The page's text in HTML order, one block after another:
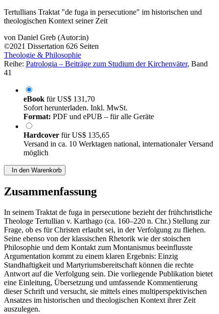
Tertullians Traktat "de fuga in persecutione" im historischen und
theologischen Kontext seiner Zeit
von Daniel Greb (Autor:in)
©2021 Dissertation 626 Seiten
Theologie & Philosophie
Reihe: Patrologia – Beiträge zum Studium der Kirchenväter, Band
41
eBook fürUS$ 131,70
Sofort herunterladen. Inkl. MwSt.
Format: PDF und ePUB – für alle Geräte
Hardcover fürUS$ 135,65
Versand in ca. 10 Werktagen national, internationaler Versand
möglich
In den Warenkorb
Zusammenfassung
In seinem Traktat de fuga in persecutione bezieht der frühchristliche
Theologe Tertullian v. Karthago (ca. 160–220 n. Chr.) Stellung zur
Frage, ob es für Christen erlaubt sei, in der Verfolgung zu fliehen.
Seine ebenso von der klassischen Rhetorik wie der stoischen
Philosophie und dem Kontakt zum Montanismus beeinflusste
Argumentation kommt zu einem klaren Ergebnis: Einzig
Standhaftigkeit und Martyriumsbereitschaft können die rechte
Antwort auf die Verfolgung sein. Die vorliegende Publikation bietet
eine Einleitung, Übersetzung und umfassende Kommentierung
dieser Schrift und versucht, sie mittels eines multiperspektivischen
Ansatzes im historischen und theologischen Kontext ihrer Zeit
auszulegen.